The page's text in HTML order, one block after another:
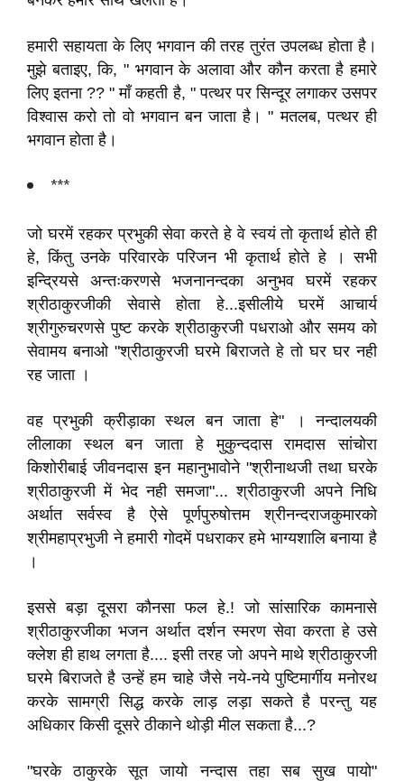
हमारी सहायता के लिए भगवान की तरह तुरंत उपलब्ध होता है।
मुझे बताइए, कि, " भगवान के अलावा और कौन करता है हमारे
लिए इतना ?? " माँ कहती है, " पत्थर पर सिन्दूर लगाकर उसपर
विश्वास करो तो वो भगवान बन जाता है। " मतलब, पत्थर ही
भगवान होता है।
***
जो घरमें रहकर प्रभुकी सेवा करते हे वे स्वयं तो कृतार्थ होते ही
हे, किंतु उनके परिवारके परिजन भी कृतार्थ होते हे । सभी
इन्द्रियसे अन्तःकरणसे भजनानन्दका अनुभव घरमें रहकर
श्रीठाकुरजीकी सेवासे होता हे...इसीलीये घरमें आचार्य
श्रीगुरुचरणसे पुष्ट करके श्रीठाकुरजी पधराओ और समय को
सेवामय बनाओ "श्रीठाकुरजी घरमे बिराजते हे तो घर घर नही
रह जाता ।
वह प्रभुकी क्रीड़ाका स्थल बन जाता हे" । नन्दालयकी
लीलाका स्थल बन जाता हे मुकुन्ददास रामदास सांचोरा
किशोरीबाई जीवनदास इन महानुभावोने "श्रीनाथजी तथा घरके
श्रीठाकुरजी में भेद नही समजा"... श्रीठाकुरजी अपने निधि
अर्थात सर्वस्व है ऐसे पूर्णपुरुषोत्तम श्रीनन्दराजकुमारको
श्रीमहाप्रभुजी ने हमारी गोदमें पधराकर हमे भाग्यशालि बनाया है
।
इससे बड़ा दूसरा कौनसा फल हे.! जो सांसारिक कामनासे
श्रीठाकुरजीका भजन अर्थात दर्शन स्मरण सेवा करता हे उसे
क्लेश ही हाथ लगता है.... इसी तरह जो अपने माथे श्रीठाकुरजी
घरमे बिराजते है उन्हें हम चाहे जैसे नये-नये पुष्टिमार्गीय मनोरथ
करके सामग्री सिद्ध करके लाड़ लड़ा सकते है परन्तु यह
अधिकार किसी दूसरे ठीकाने थोड़ी मील सकता है...?
"घरके ठाकुरके सूत जायो नन्दास तहा सब सुख पायो"